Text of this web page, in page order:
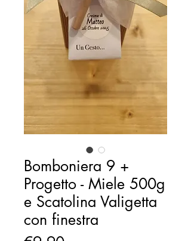
Bomboniera 9 +
Progetto - Miele 500g
e Scatolina Valigetta
con finestra